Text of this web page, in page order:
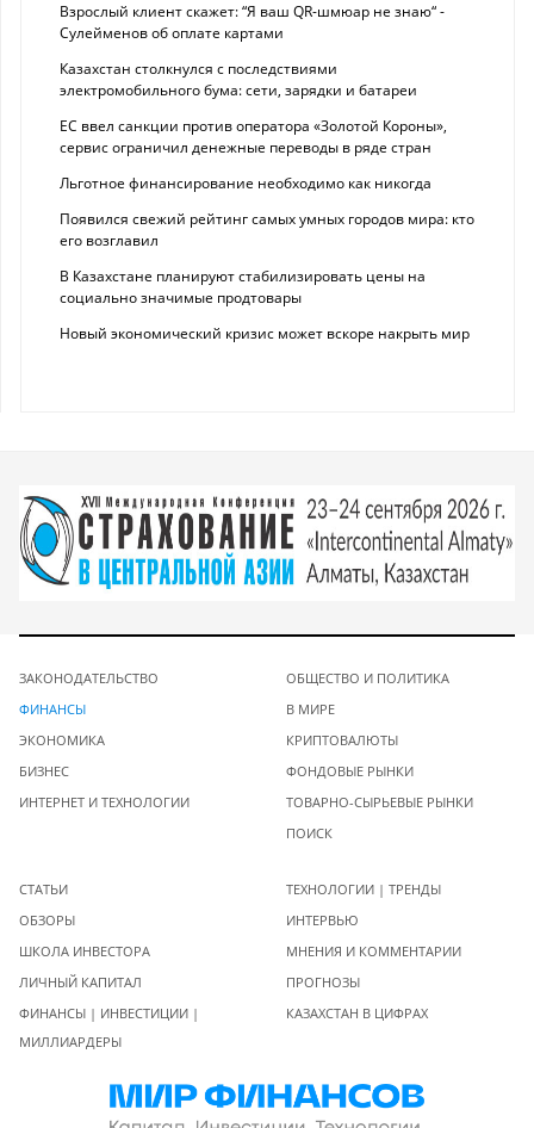
Взрослый клиент скажет: “Я ваш QR-шмюар не знаю“ -
Сулейменов об оплате картами
Казахстан столкнулся с последствиями
электромобильного бума: сети, зарядки и батареи
ЕС ввел санкции против оператора «Золотой Короны»,
сервис ограничил денежные переводы в ряде стран
Льготное финансирование необходимо как никогда
Появился свежий рейтинг самых умных городов мира: кто
его возглавил
В Казахстане планируют стабилизировать цены на
социально значимые продтовары
Новый экономический кризис может вскоре накрыть мир
ЗАКОНОДАТЕЛЬСТВО
ФИНАНСЫ
ЭКОНОМИКА
БИЗНЕС
ИНТЕРНЕТ И ТЕХНОЛОГИИ
ОБЩЕСТВО И ПОЛИТИКА
В МИРЕ
КРИПТОВАЛЮТЫ
ФОНДОВЫЕ РЫНКИ
ТОВАРНО-СЫРЬЕВЫЕ РЫНКИ
ПОИСК
СТАТЬИ
ОБЗОРЫ
ШКОЛА ИНВЕСТОРА
ЛИЧНЫЙ КАПИТАЛ
ФИНАНСЫ | ИНВЕСТИЦИИ |
МИЛЛИАРДЕРЫ
ТЕХНОЛОГИИ | ТРЕНДЫ
ИНТЕРВЬЮ
МНЕНИЯ И КОММЕНТАРИИ
ПРОГНОЗЫ
КАЗАХСТАН В ЦИФРАХ